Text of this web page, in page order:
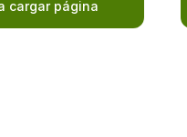
cargar página